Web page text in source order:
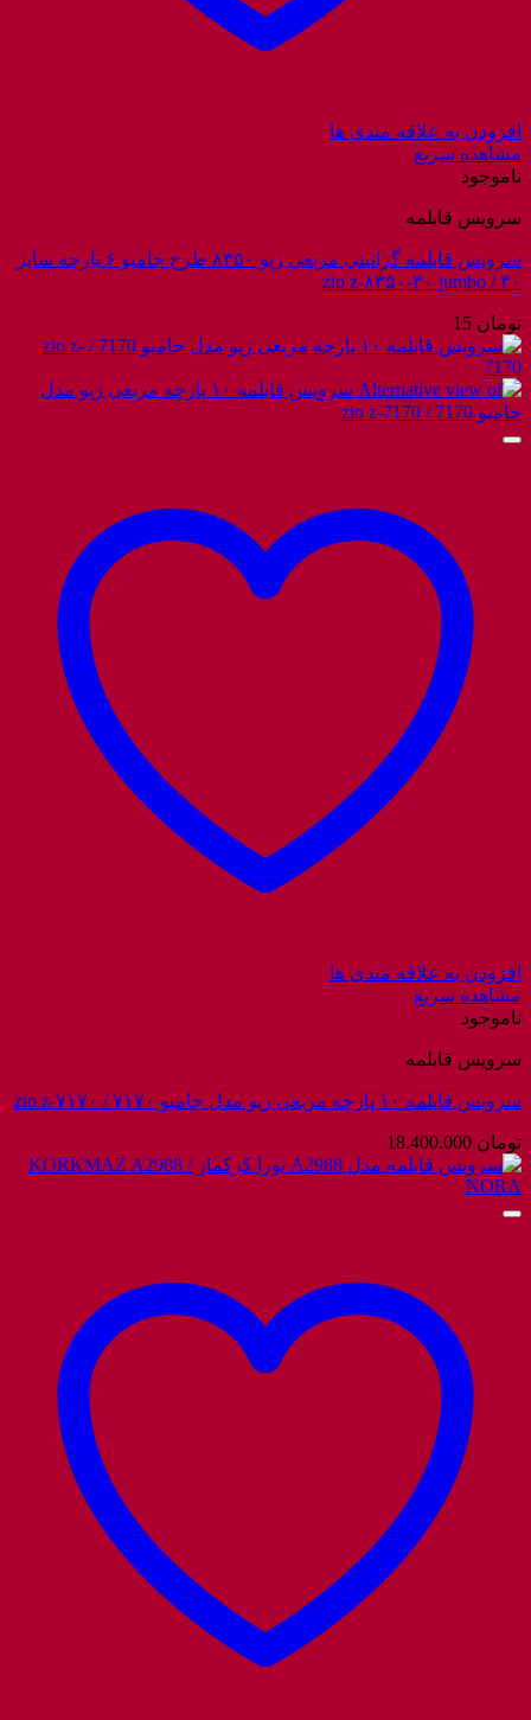
افزودن به علاقه مندی ها
مشاهده سریع
ناموجود
سرویس قابلمه
سرویس قابلمه گرانیتی مربعی زیو ۸۳۵۰ طرح جامبو ۶ پارچه سایز
۳۰ / zio z-۸۳۵۰-۳۰ jumbo
تومان
افزودن به علاقه مندی ها
مشاهده سریع
ناموجود
سرویس قابلمه
سرویس قابلمه ۱۰ پارچه مربعی زیو مدل جامبو ۷۱۷۰ / zio z-۷۱۷۰
تومان